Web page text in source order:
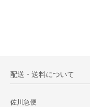
配送・送料について
佐川急便